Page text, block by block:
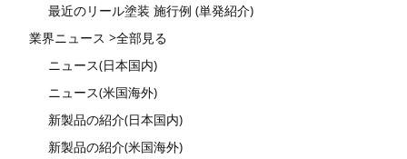
最近のリール塗装 施行例 (単発紹介)
業界ニュース >全部見る
ニュース(日本国内)
ニュース(米国海外)
新製品の紹介(日本国内)
新製品の紹介(米国海外)